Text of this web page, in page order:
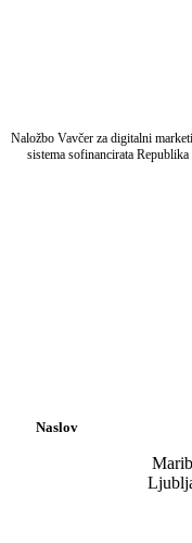
Naložbo Vavčer za digitalni
sistema sofinancirata
Naslov